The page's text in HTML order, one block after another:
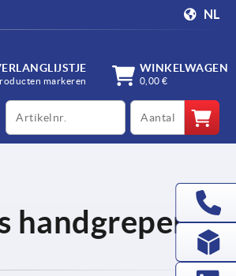
NL
markeren
WINKELWAGEN
0,00 €
productCode qty
handgrepen